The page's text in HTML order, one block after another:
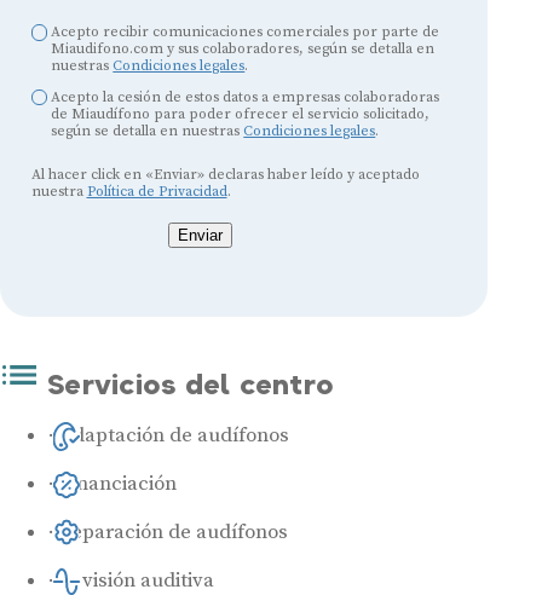
Acepto recibir comunicaciones comerciales por parte de
Miaudifono.com y sus colaboradores, según se detalla en
nuestras Condiciones legales.
Acepto la cesión de estos datos a empresas colaboradoras
de Miaudífono para poder ofrecer el servicio solicitado,
según se detalla en nuestras Condiciones legales.
Al hacer click en «Enviar» declaras haber leído y aceptado
nuestra Política de Privacidad.
Enviar
Servicios del centro
Adaptación de audífonos
Financiación
Reparación de audífonos
Revisión auditiva